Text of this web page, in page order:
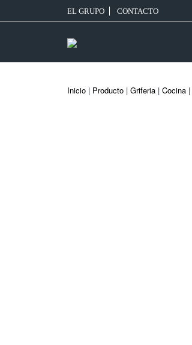
EL GRUPO CONTACTO
Inicio | Producto | Griferia | Cocina |